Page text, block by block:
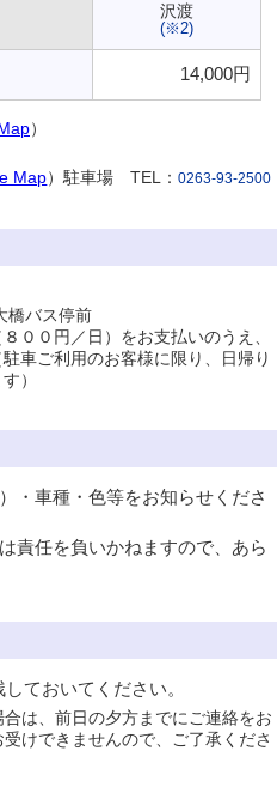
沢渡
(※2)
14,000円
）
Map）駐車場 TEL：0263-93-2500
橋バス停前
００円／日）をお支払いのうえ、
車ご利用のお客様に限り、日帰り
）
・車種・色等をお知らせくださ
責任を負いかねますので、あら
ておいてください。
は、前日の夕方までにご連絡をお
けできませんので、ご了承くださ